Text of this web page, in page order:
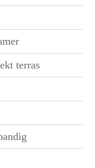
terras